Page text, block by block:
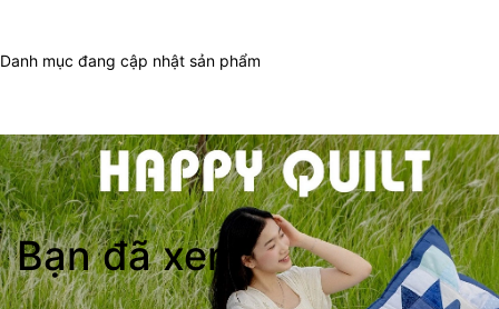
Danh mục đang cập nhật sản phẩm
Bạn đã xem